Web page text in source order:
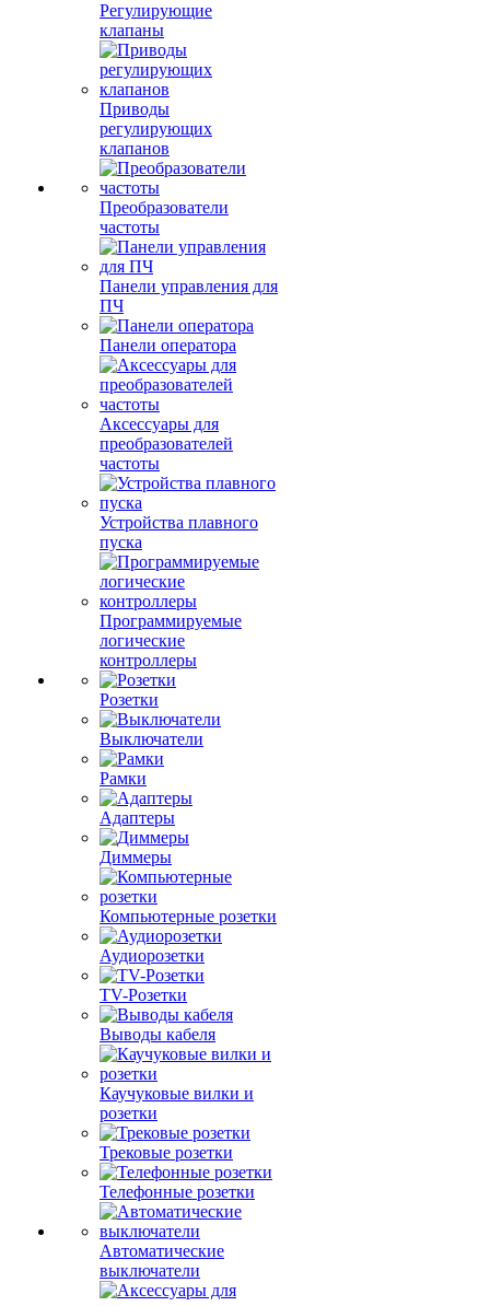
Регулирующие
клапаны
Приводы
регулирующих
клапанов
Преобразователи
частоты
Панели управления для
ПЧ
Панели оператора
Аксессуары для
преобразователей
частоты
Устройства плавного
пуска
Программируемые
логические
контроллеры
Розетки
Выключатели
Рамки
Адаптеры
Диммеры
Компьютерные розетки
Аудиорозетки
TV-Розетки
Выводы кабеля
Каучуковые вилки и
розетки
Трековые розетки
Телефонные розетки
Автоматические
выключатели